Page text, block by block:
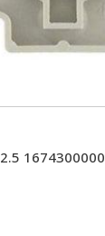
2.5 1674300000